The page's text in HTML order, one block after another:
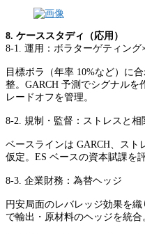
8. ケーススタディ（応用）
8-1. 運用：ボラターゲティング
目標ボラ（年率 10%など）に
整。GARCH 予測でシグナルを
レードオフを管理。
8-2. 規制・監督：ストレスと相
ベースラインは GARCH、スト
仮定。ES ベースの資本賦課を評
8-3. 企業財務：為替ヘッジ
円安局面のレバレッジ効果を
で輸出・原材料のヘッジを統合